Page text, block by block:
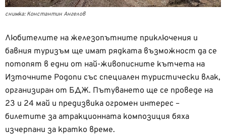
снимка: Константин Ангелов
Любителите на железопътните приключения и
бавния туризъм ще имат рядката възможност да се
потопят в едни от най-живописните кътчета на
Източните Родопи със специален туристически влак,
организиран от БДЖ. Пътуването ще се проведе на
23 и 24 май и предизвика огромен интерес –
билетите за атракционната композиция бяха
изчерпани за кратко време.